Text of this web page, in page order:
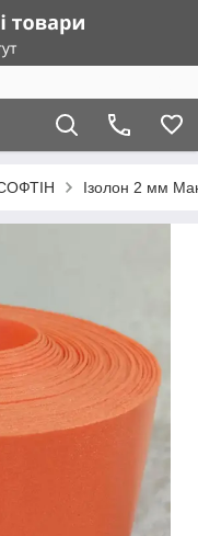
Ізолон 2 мм